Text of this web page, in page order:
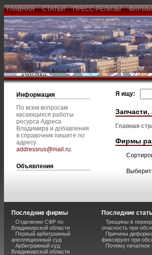
ГЛАВНАЯ СТАТЬИ ПРЕСС-РЕЛИЗЫ
Информация
По всем вопросам
касающихся работы
ресурса Адреса
Владимира и добавления
в справочник пишите по
адресу
addressrus@mail.ru.
Объявления
Я ищу:
Главная
Фирмы
Последние фирмы
Отделение СФР по
Владимирской области
Первый арбитражный
апелляционный суд
Арбитражный суд
Владимирской области
Последние
Трещины в
опасность при
Причины
фиксируют при
Почему печатное